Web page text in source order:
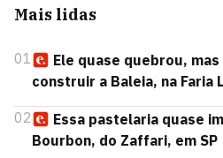
Mais lidas
01
Ele quase quebrou,
construir a Baleia, na Faria
02
Essa pastelaria quase
Bourbon, do Zaffari, em SP